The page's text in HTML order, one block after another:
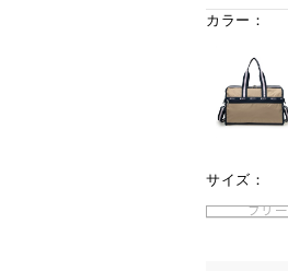
カラー：
サイズ：
フリー